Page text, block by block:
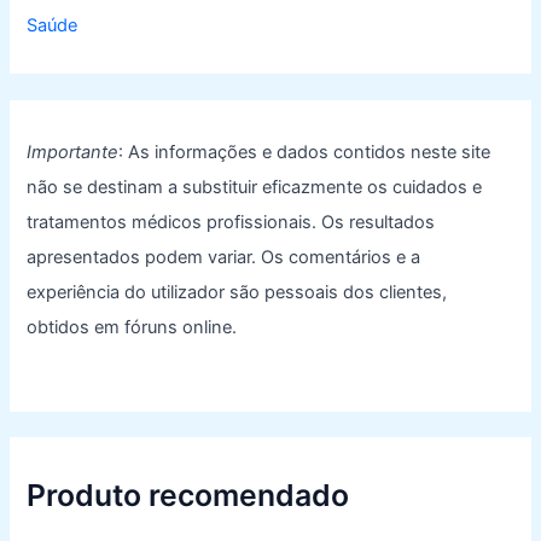
Saúde
Importante: As informações e dados contidos neste site
não se destinam a substituir eficazmente os cuidados e
tratamentos médicos profissionais. Os resultados
apresentados podem variar. Os comentários e a
experiência do utilizador são pessoais dos clientes,
obtidos em fóruns online.
Produto recomendado